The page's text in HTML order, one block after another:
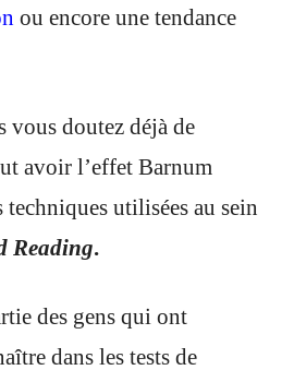
ou encore une tendance
vous doutez déjà de
avoir l’effet Barnum
utilisées au sein
Reading.
des gens qui ont
dans les tests de